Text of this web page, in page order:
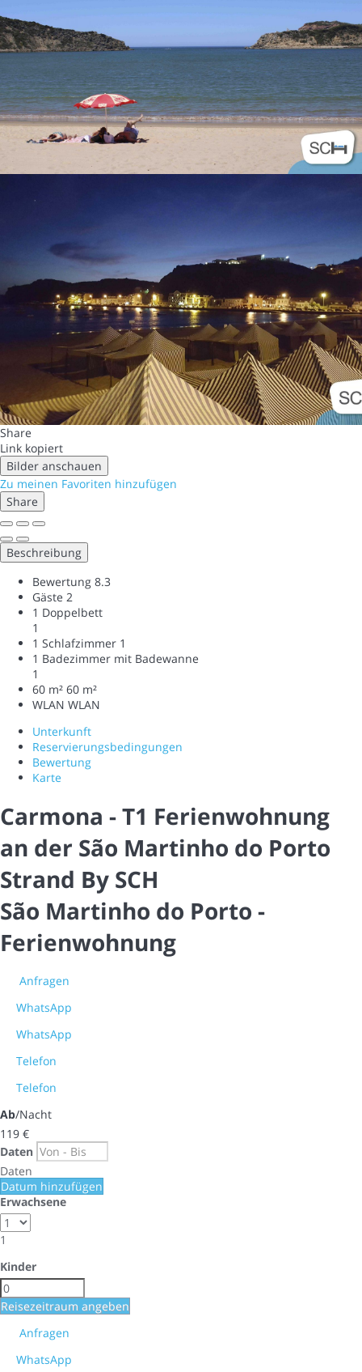
Share
Link kopiert
Bilder anschauen
Zu meinen Favoriten hinzufügen
Share
Beschreibung
Bewertung 8.3
Gäste 2
1 Doppelbett
1
1 Schlafzimmer 1
1 Badezimmer mit Badewanne
1
60 m² 60 m²
WLAN WLAN
Unterkunft
Reservierungsbedingungen
Bewertung
Karte
Carmona - T1 Ferienwohnung
an der São Martinho do Porto
Strand By SCH
São Martinho do Porto -
Ferienwohnung
Anfragen
WhatsApp
WhatsApp
Telefon
Telefon
Ab/Nacht
119 €
Daten
Daten
Datum hinzufügen
Erwachsene
1
Kinder
Reisezeitraum angeben
Anfragen
WhatsApp